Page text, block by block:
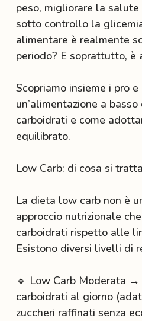
peso, migliorare la
sotto controllo la
alimentare è realmente
periodo? E soprattutto,
Scopriamo insieme i pro
un’alimentazione a
carboidrati e come
equilibrato.
Low Carb: di cosa si
La dieta low carb non è
approccio nutrizionale
carboidrati rispetto alle
Esistono diversi livelli di
🔹 Low Carb Moderata
carboidrati al giorno
zuccheri raffinati senza